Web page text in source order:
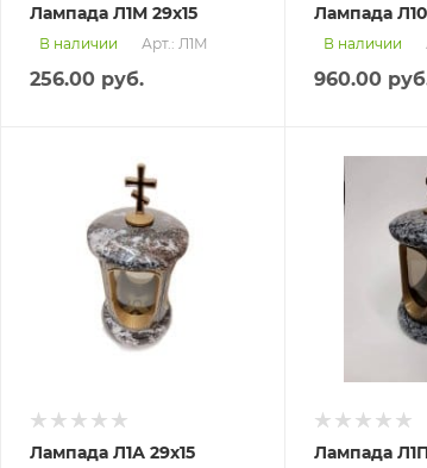
Лампада Л1М 29х15
В наличии Арт.: Л1М
256.00 руб.
Лампада
В наличии
960.00
Лампада Л1А 29х15 Лампада